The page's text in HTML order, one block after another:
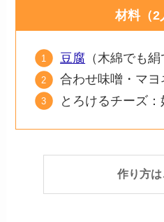
材料（2
豆腐 （木綿でも
合わせ味噌・マ
とろけるチーズ
作り方は